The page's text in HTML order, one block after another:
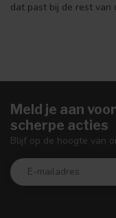
dat past bij de rest van
Meld je aan
scherpe acties
Blijf op de hoogte van